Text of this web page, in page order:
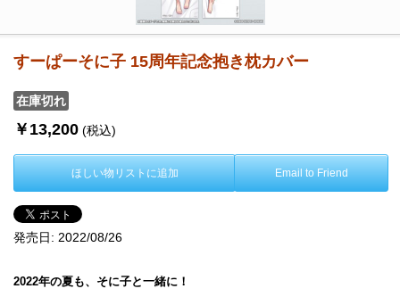
すーぱーそに子 15周年記念抱き枕カバー
在庫切れ
￥13,200 (税込)
ほしい物リストに追加 Email to Friend
発売日: 2022/08/26
2022年の夏も、そに子と一緒に！